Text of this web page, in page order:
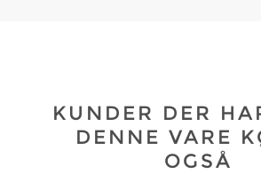
KUNDER DER
DENNE VARE
OGSÅ